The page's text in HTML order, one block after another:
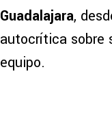
Guadalajara,
autocrítica sobre
equipo.